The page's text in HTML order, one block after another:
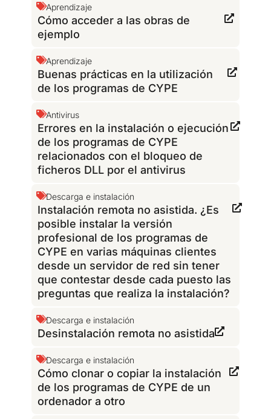
Aprendizaje
Cómo acceder a las obras de
ejemplo
Aprendizaje
Buenas prácticas en la utilización
de los programas de CYPE
Antivirus
Errores en la instalación o ejecución
de los programas de CYPE
relacionados con el bloqueo de
ficheros DLL por el antivirus
Descarga e instalación
Instalación remota no asistida. ¿Es
posible instalar la versión
profesional de los programas de
CYPE en varias máquinas clientes
desde un servidor de red sin tener
que contestar desde cada puesto las
preguntas que realiza la instalación?
Descarga e instalación
Desinstalación remota no asistida
Descarga e instalación
Cómo clonar o copiar la instalación
de los programas de CYPE de un
ordenador a otro